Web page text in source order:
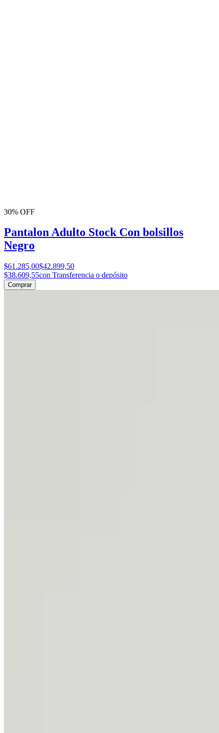
30% OFF
Pantalon Adulto Stock Con bolsillos
Negro
$61.285,00$42.899,50
$38.609,55con Transferencia o depósito
Comprar